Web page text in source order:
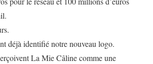
déjà identifié notre nouveau logo.
La Mie Câline comme une